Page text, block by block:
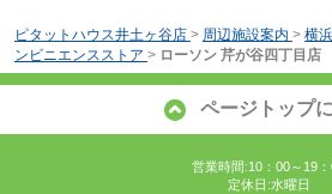
ピタットハウス井土ヶ谷店 > 周辺施設案内 > 横
ンビニエンスストア > ローソン 芹が谷四丁目店
ページトップ
営業時間:10：00～19
定休日:水曜日